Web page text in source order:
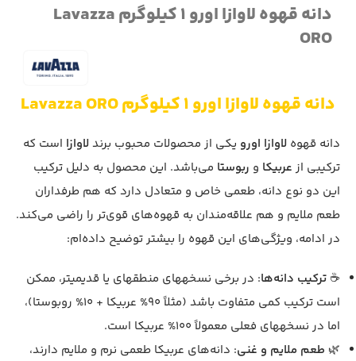
دانه قهوه لاوازا اورو 1 کیلوگرم Lavazza
ORO
دانه قهوه لاوازا اورو 1 کیلوگرم Lavazza ORO
دانه قهوه لاوازا اورو یکی از محصولات محبوب برندلاوازا است که
ترکیبی از عربیکا و ربوستا می‌باشد. این محصول به دلیل ترکیب
این دو نوع دانه، طعمی خاص و متعادل دارد که هم طرفداران
طعم ملایم و هم علاقه‌مندان به قهوه‌های قوی‌تر را راضی می‌کند.
در ادامه، ویژگی‌های این قهوه را بیشتر توضیح داده‌ام:
☕ ترکیب دانه‌ها: در برخی نسخههای منطقهای یا قدیمیتر، ممکن
است ترکیب کمی متفاوت باشد (مثلاً 90% عربیکا + 10% روبوستا)،
اما در نسخههای فعلی معمولاً 100% عربیکا است.
🌿 طعم ملایم و غنی: دانه‌های عربیکا طعمی نرم و ملایم دارند،